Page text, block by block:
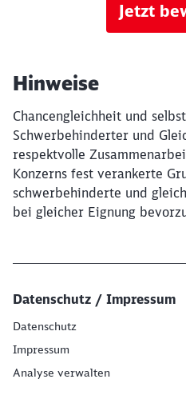
Jetzt
Hinweise
Chancengleichheit und
Schwerbehinderter und
respektvolle
Konzerns fest verankerte
schwerbehinderte und
bei gleicher Eignung
Datenschutz / Impressum
Datenschutz
Impressum
Analyse verwalten